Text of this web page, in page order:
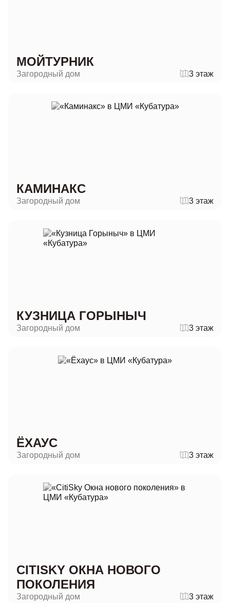
МОЙТУРНИК
Загородный дом 3 этаж
КАМИНАКС
Загородный дом 3 этаж
КУЗНИЦА ГОРЫНЫЧ
Загородный дом 3 этаж
ЁХАУС
Загородный дом 3 этаж
CITISKY ОКНА НОВОГО
ПОКОЛЕНИЯ
Загородный дом 3 этаж